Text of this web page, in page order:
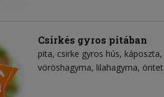
Csirkés gyros pitában
pita csirke gyros hús káposzta
vöröshagyma lilahagyma öntet